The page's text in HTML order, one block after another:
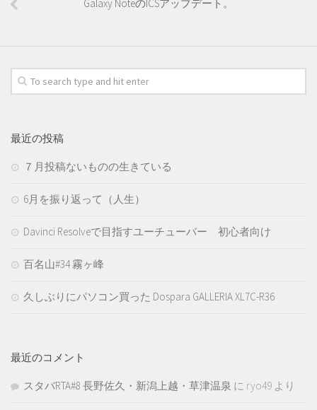
Galaxy NoteのICSアップデート。
最近の投稿
７月投稿ないものの生きている
6月を振り返って（人生）
Davinci Resolveで目指すユーチューバー 初心者向け
百名山#34 霧ヶ峰
久しぶりにパソコン買った Dospara GALLERIA XL7C-R36
最近のコメント
スタバRTA#8 長野佐久・新潟上越・草津温泉 に ryo49 より